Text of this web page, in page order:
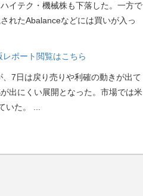
イテク・機械株も下落した。一方で
れたAbalanceなどには買いが入っ
ポート閲覧はこちら
7日は戻り売りや利確の動きが出て
出にくい展開となった。市場では米
た。